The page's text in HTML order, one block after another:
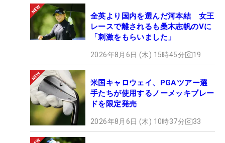
全英より国内を選んだ河本結 女王
レースで離されるも桑木志帆のVに
「刺激をもらいました」
2026年8月6日 (木) 15時45分 19
米国キャロウェイ、PGAツアー選
手たちが使用するノーメッキブレー
ドを限定発売
2026年8月6日 (木) 10時37分 33